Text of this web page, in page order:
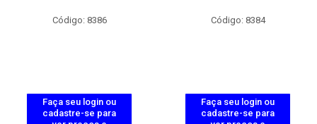
Código: 8386
Faça seu login ou
cadastre-se para
Código: 8384
Faça seu login ou
cadastre-se para